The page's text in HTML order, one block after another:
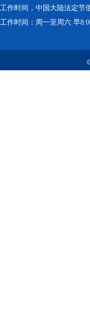
工作时间，中国大陆法定节
工作时间：周一至周六 早